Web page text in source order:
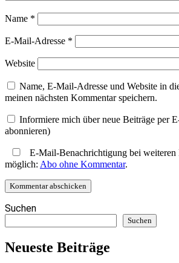
Name *
E-Mail-Adresse *
Website
Name, E-Mail-Adresse und Website in
meinen nächsten Kommentar speichern.
Informiere mich über neue Beiträge per
abonnieren)
E-Mail-Benachrichtigung bei weiteren
möglich: Abo ohne Kommentar.
Suchen
Suchen
Neueste Beiträge